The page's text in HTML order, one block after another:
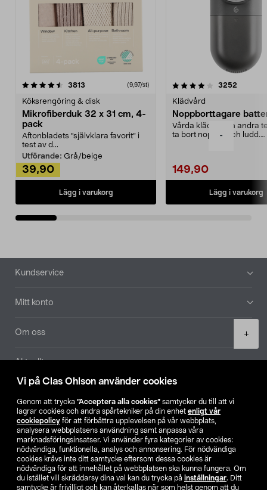
Vi på Clas Ohlson använder cookies
Genom att trycka ”Acceptera alla cookies” samtycker du till att vi
lagrar cookies och andra spårtekniker på din enhet enligt vår
cookiepolicy för att förbättra upplevelsen på vår webbplats,
analysera webbplatsens användning samt anpassa våra
marknadsföringsinsatser. Vi använder fyra kategorier av cookies:
nödvändiga, funktionella, analys och annonsering. För nödvändiga
cookies krävs inte ditt samtycke eftersom dessa cookies är
nödvändiga för att innehållet på webbplatsen ska kunna fungera. Om
du istället vill skräddarsy dina val kan du trycka på inställningar. Ditt
samtycke är frivilligt och kan återkallas när som helst genom att du
-
+
3813 (9,97/st)
Köksrengöring & disk
Mikrofiberduk 32 x 31 cm, 4-
pack
Aftonbladets "självklara favorit” i
test av d...
Utförande: Grå/beige
39,90
Lägg i varukorg
4.0av 5 stjärnor 3252
Klädvård
Noppborttagare
Vårda kläder och andra
ta bort noppor och ludd.
149,90
Lägg i varukorg
4.5av 5 stjärnor
Sidfot
Kundservice
Mitt konto
Om oss
Aktuellt
Hitta butik
SE NO FI